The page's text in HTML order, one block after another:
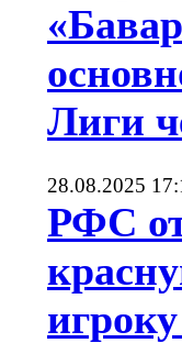
Лиги
28.08.2025
РФС